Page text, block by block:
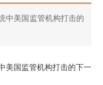
中美国监管机构打击的
美国监管机构打击的下一